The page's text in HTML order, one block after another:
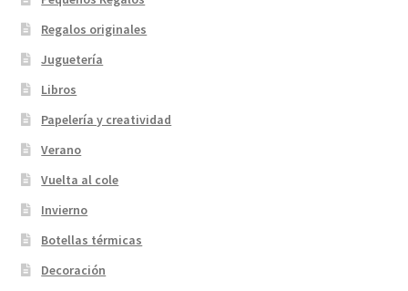
Regalos originales
Juguetería
Libros
Papelería y creatividad
Verano
Vuelta al cole
Invierno
Botellas térmicas
Decoración